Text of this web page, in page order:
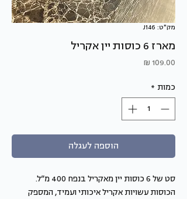
מק"ט: J146
מארז 6 כוסות יין אקריל
כמות *
הוספה לעגלה
סט של 6 כוסות יין מאקריל בנפח 400 מ”ל.
הכוסות עשויות אקריל איכותי ועמיד, המספק